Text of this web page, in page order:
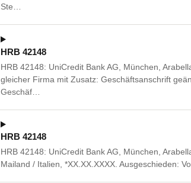
Ste…
HRB 42148
HRB 42148: UniCredit Bank AG, München,
gleicher Firma mit Zusatz: Geschäftsanschrift
Geschäf…
HRB 42148
HRB 42148: UniCredit Bank AG, München,
Mailand / Italien, *XX.XX.XXXX. Ausgeschieden: